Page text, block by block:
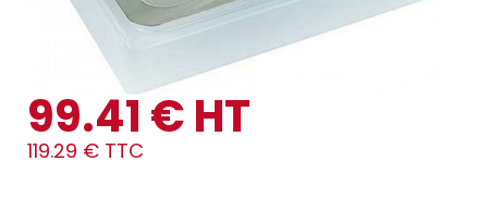
99.41 € HT
119.29 € TTC